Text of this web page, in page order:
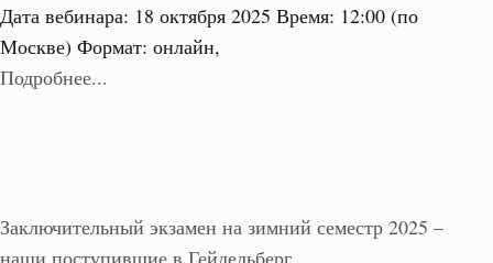
Дата вебинара: 18 октября 2025 Время: 12:00 (по
Москве) Формат: онлайн,
Подробнее...
Заключительный экзамен на зимний семестр 2025 –
наши поступившие в Гейдельберг